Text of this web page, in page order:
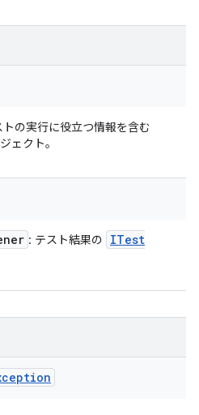
トの実行に役立つ情報を含む
ェクト。
: テスト結果の
ITest